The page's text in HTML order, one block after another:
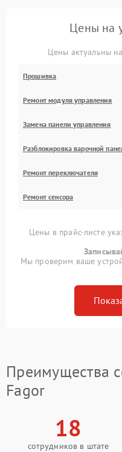
Цены на
Цены актуальны
Прошивка
Ремонт модуля управления
Замена панели управления
Разблокировка варочной
Ремонт переключателя
Ремонт сенсора
Цены в прайс-листе
Мы проверим ваше
Преимущества
Fagor
18
сотрудников в штате